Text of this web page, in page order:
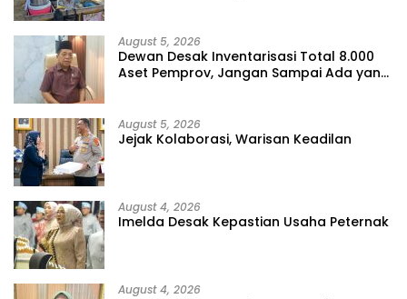
August 5, 2026
Dewan Desak Inventarisasi Total 8.000
Aset Pemprov, Jangan Sampai Ada yang
August 5, 2026
Jejak Kolaborasi, Warisan Keadilan
August 4, 2026
Imelda Desak Kepastian Usaha Peternak
August 4, 2026